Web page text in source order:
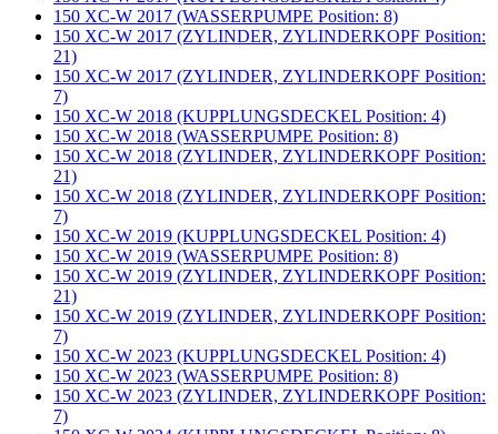
150 XC-W 2017 (WASSERPUMPE Position: 8)
150 XC-W 2017 (ZYLINDER, ZYLINDERKOPF Position:
21)
150 XC-W 2017 (ZYLINDER, ZYLINDERKOPF Position:
7)
150 XC-W 2018 (KUPPLUNGSDECKEL Position: 4)
150 XC-W 2018 (WASSERPUMPE Position: 8)
150 XC-W 2018 (ZYLINDER, ZYLINDERKOPF Position:
21)
150 XC-W 2018 (ZYLINDER, ZYLINDERKOPF Position:
7)
150 XC-W 2019 (KUPPLUNGSDECKEL Position: 4)
150 XC-W 2019 (WASSERPUMPE Position: 8)
150 XC-W 2019 (ZYLINDER, ZYLINDERKOPF Position:
21)
150 XC-W 2019 (ZYLINDER, ZYLINDERKOPF Position:
7)
150 XC-W 2023 (KUPPLUNGSDECKEL Position: 4)
150 XC-W 2023 (WASSERPUMPE Position: 8)
150 XC-W 2023 (ZYLINDER, ZYLINDERKOPF Position:
7)